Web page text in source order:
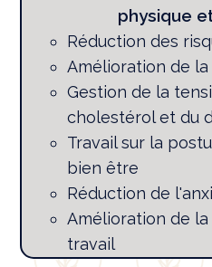
physique
Réduction des
Amélioration de
Gestion de la
cholestérol et du
Travail sur la
bien être
Réduction de
Amélioration de
travail